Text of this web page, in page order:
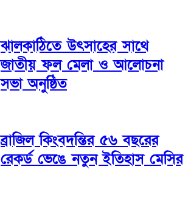
ঝালকাঠিতে উৎসাহের সাথে
জাতীয় ফল মেলা ও আলোচনা
সভা অনুষ্ঠিত
ব্রাজিল কিংবদন্তির ৫৬ বছরের
রেকর্ড ভেঙে নতুন ইতিহাস মেসির